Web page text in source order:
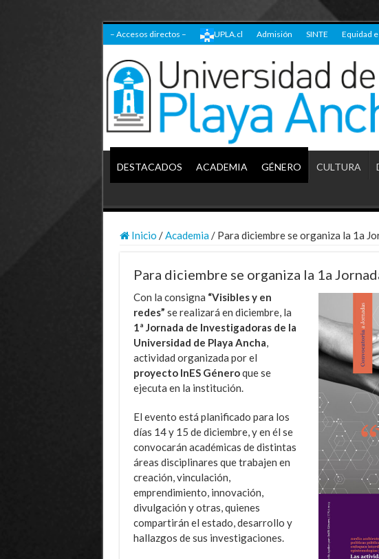
– Accesos directos – UPLA.cl Admisión SINTE Equidad
DESTACADOS ACADEMIA GÉNERO CULTURA
Inicio / Academia / Para diciembre se organiza la 1a
Para diciembre se organiza la 1a
Con la consigna “Visibles y en
redes” se realizará en diciembre, la
1ª Jornada de Investigadoras de la
Universidad de Playa Ancha
actividad organizada por el
proyecto InES Géneroque se
ejecuta en la institución.
El evento está planificado para los
días 14 y 15 de diciembre, y en él se
convocarán académicas de distintas
áreas disciplinares que trabajen en
creación, vinculación,
emprendimiento, innovación,
divulgación y otras, quienes
compartirán el estado, desarrollo y
hallazgos de sus investigaciones.